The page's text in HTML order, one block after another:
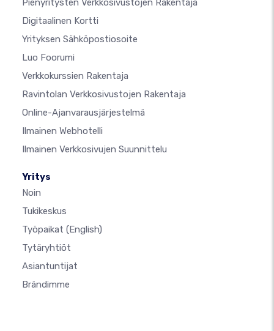
Pienyritysten Verkkosivustojen Rakentaja
Digitaalinen Kortti
Yrityksen Sähköpostiosoite
Luo Foorumi
Verkkokurssien Rakentaja
Ravintolan Verkkosivustojen Rakentaja
Online-Ajanvarausjärjestelmä
Ilmainen Webhotelli
Ilmainen Verkkosivujen Suunnittelu
Yritys
Noin
Tukikeskus
Työpaikat (English)
Tytäryhtiöt
Asiantuntijat
Brändimme